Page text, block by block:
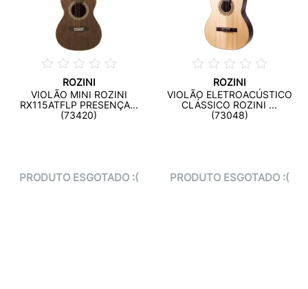
ROZINI
VIOLÃO MINI ROZINI
RX115ATFLP PRESENÇA...
(73420)
PRODUTO ESGOTADO :(
ROZINI
VIOLÃO ELETROACÚSTICO
CLÁSSICO ROZINI ...
(73048)
PRODUTO ESGOTADO :(